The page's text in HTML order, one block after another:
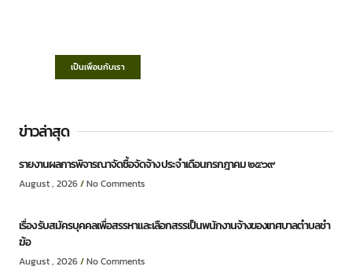
เป็นเพื่อนกับเรา
ข่าวล่าสุด
รายงานผลการพิจารณาจัดซื้อจัดจ้าง ประจำเดือนกรกฎาคม ๒๕๖๙
August , 2026 No Comments
เรื่อง รับสมัครบุคคลเพื่อสรรหาและเลือกสรรเป็นพนักงานจ้างของเทศบาลตำบลชำ
ฆ้อ
August , 2026 No Comments